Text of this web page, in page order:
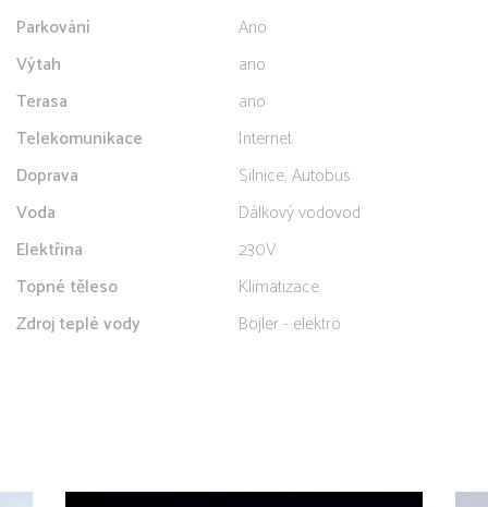
Parkování
Ano
Výtah
ano
Terasa
ano
Telekomunikace
Internet
Doprava
Silnice, Autobus
Voda
Dálkový vodovod
Elektřina
230V
Topné těleso
Klimatizace
Zdroj teplé vody
Bojler - elektro